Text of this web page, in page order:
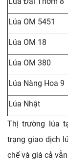
Lúa OM 5451
Lúa OM 18
Lúa OM 380
Lúa Nàng Hoa 9
Lúa Nhật
Thị trường lúa
trạng giao dịch
chế và giá cả